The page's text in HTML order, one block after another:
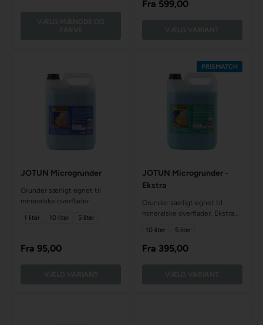
Fra 599,00
JOTUN Microgrunder
Grunder særligt egnet til
mineralske overflader
1 liter 10 liter 5 liter
Fra95,00
PRISMATCH
JOTUN Microgrunder -
Ekstra
Grunder særligt egnet til
mineralske overflader. Ekstra
10 liter 5 liter
Fra 395,00